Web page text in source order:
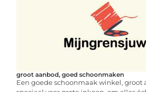
groot aanbod, goed schoonmaken
Een goede schoonmaak winkel, groot